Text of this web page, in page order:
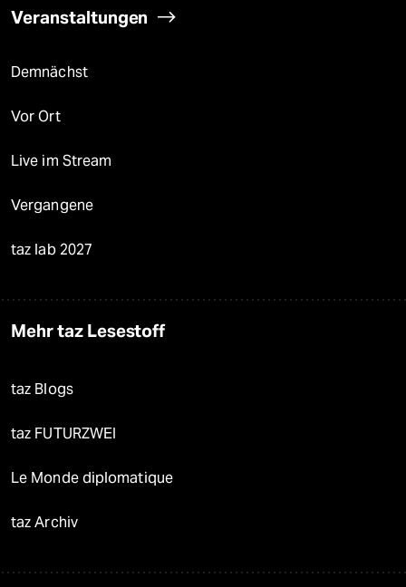
Veranstaltungen
Demnächst
Vor Ort
Live im Stream
Vergangene
taz lab 2027
Mehr taz Lesestoff
taz Blogs
taz FUTURZWEI
Le Monde diplomatique
taz Archiv